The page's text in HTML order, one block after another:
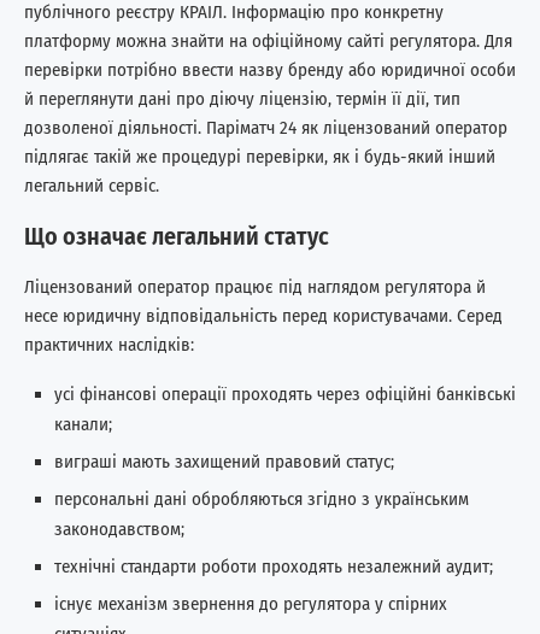
публічного реєстру КРАІЛ. Інформацію про конкретну
платформу можна знайти на офіційному сайті регулятора. Для
перевірки потрібно ввести назву бренду або юридичної особи
й переглянути дані про діючу ліцензію, термін її дії, тип
дозволеної діяльності. Паріматч 24 як ліцензований оператор
підлягає такій же процедурі перевірки, як і будь-який інший
легальний сервіс.
Що означає легальний статус
Ліцензований оператор працює під наглядом регулятора й
несе юридичну відповідальність перед користувачами. Серед
практичних наслідків:
усі фінансові операції проходять через офіційні банківські
канали;
виграші мають захищений правовий статус;
персональні дані обробляються згідно з українським
законодавством;
технічні стандарти роботи проходять незалежний аудит;
існує механізм звернення до регулятора у спірних